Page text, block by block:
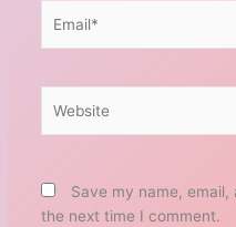
Save my name,
the next time I comment.